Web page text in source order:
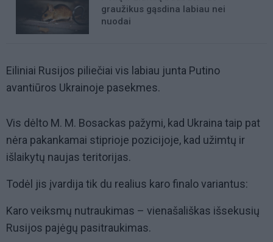
graužikus gąsdina labiau nei
nuodai
Eiliniai Rusijos piliečiai vis labiau junta Putino
avantiūros Ukrainoje pasekmes.
Vis dėlto M. M. Bosackas pažymi, kad Ukraina taip pat
nėra pakankamai stiprioje pozicijoje, kad užimtų ir
išlaikytų naujas teritorijas.
Todėl jis įvardija tik du realius karo finalo variantus:
Karo veiksmų nutraukimas – vienašališkas išsekusių
Rusijos pajėgų pasitraukimas.